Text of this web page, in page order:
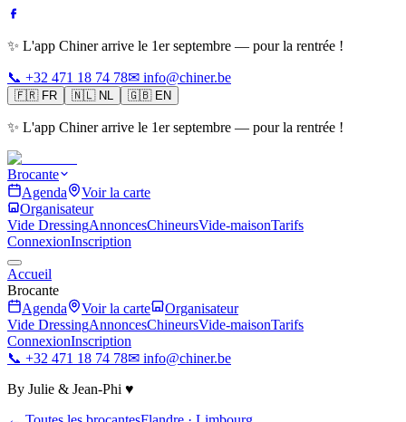
✨ L'app Chiner arrive le 1er septembre — pour la rentrée !
📞 +32 471 18 74 78✉ info@chiner.be
🇫🇷 FR 🇳🇱 NL 🇬🇧 EN
✨ L'app Chiner arrive le 1er septembre — pour la rentrée !
Brocante
Agenda
Voir la carte
Organisateur
Vide DressingAnnoncesChineursVide-maisonTarifs
ConnexionInscription
Accueil
Brocante
Agenda
Voir la carte
Organisateur
Vide DressingAnnoncesChineursVide-maisonTarifs
ConnexionInscription
📞 +32 471 18 74 78✉ info@chiner.be
By Julie & Jean-Phi ♥